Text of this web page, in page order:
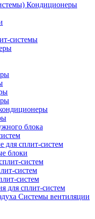
Кондиционеры
системы
блока
сплит-систем
блоки
систем
систем
систем
для сплит-систем
Системы вентиляции